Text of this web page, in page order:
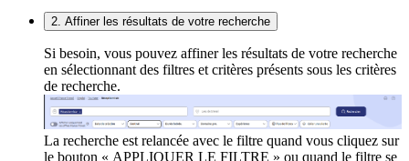
2. Affiner les résultats de votre recherche
Si besoin, vous pouvez affiner les résultats de votre recherche
en sélectionnant des filtres et critères présents sous les critères
de recherche.
La recherche est relancée avec le filtre quand vous cliquez sur
le bouton « APPLIQUER LE FILTRE » ou quand le filtre se